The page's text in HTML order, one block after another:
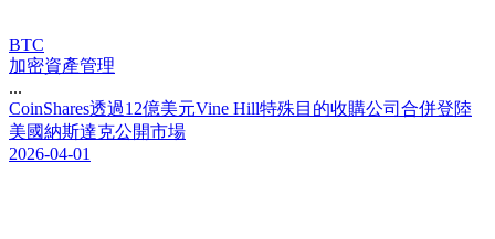
BTC
加密資產管理
...
CoinShares透過1 2億美元Vine Hill特殊 目 的收購公司 合併登陸
美國納斯達克公開市場
2026-04-01